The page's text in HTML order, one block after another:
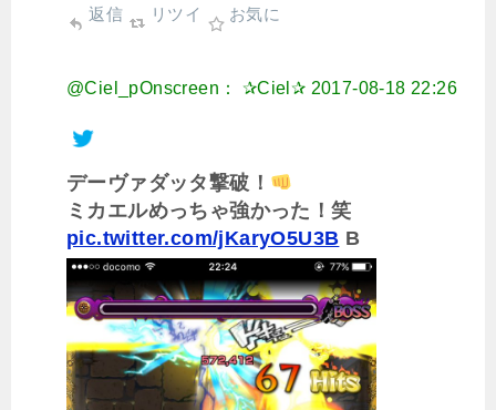
返信 リツイ お気に
@Ciel_pOnscreen： ✰Ciel✰ 2017-08-18 22:26
デーヴァダッタ撃破！
ミカエルめっちゃ強かった！笑
pic.twitter.com/jKaryO5U3B B